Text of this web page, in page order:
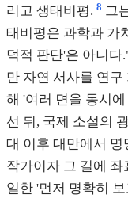
리고 생태비평. 8 그
태비평은 과학과 가
덕적 판단'은 아니다
만 자연 서사를 연
해 '여러 면을 동시
선 뒤, 국제 소설의
대 이후 대만에서 명
작가이자 그 길에
일한 '먼저 명확히